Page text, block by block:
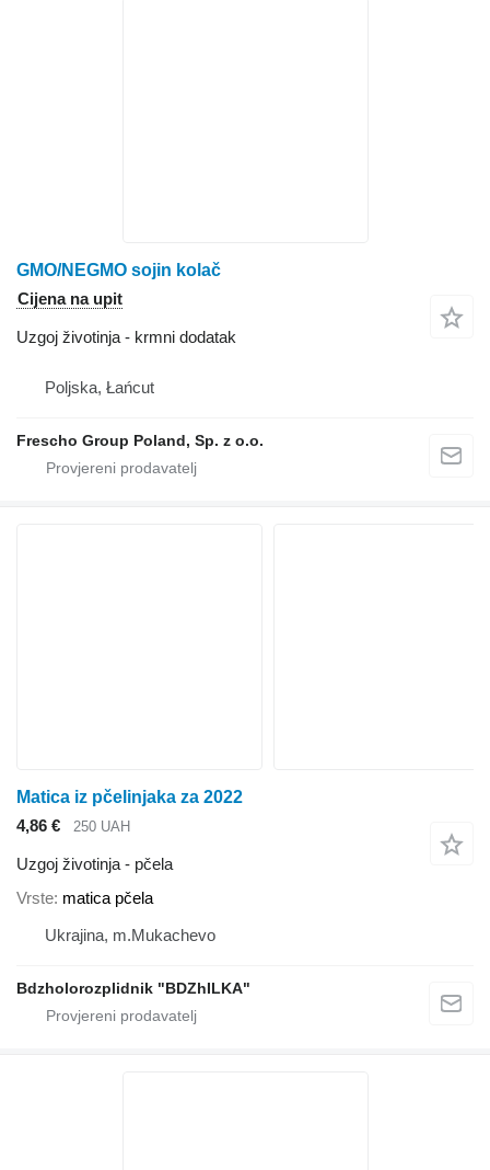
GMO/NEGMO sojin kolač
Cijena na upit
Uzgoj životinja - krmni dodatak
Poljska, Łańcut
Frescho Group Poland, Sp. z o.o.
Matica iz pčelinjaka za 2022
4,86 €
250 UAH
Uzgoj životinja - pčela
Vrste matica pčela
Ukrajina, m.Mukachevo
Bdzholorozplidnik "BDZhILKA"